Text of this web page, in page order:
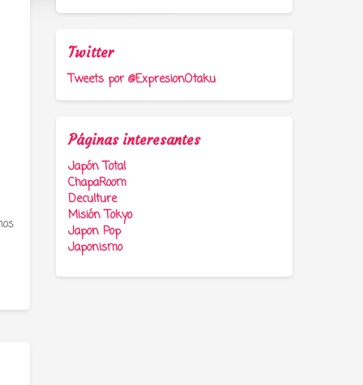
Twitter
Tweets por @ExpresionOtaku
Páginas interesantes
Japón Total
ChapaRoom
Deculture
Misión Tokyo
Japon Pop
Japonismo